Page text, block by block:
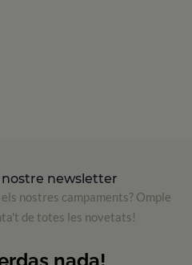
newsletter
nostres campaments? Omple
de totes les novetats!